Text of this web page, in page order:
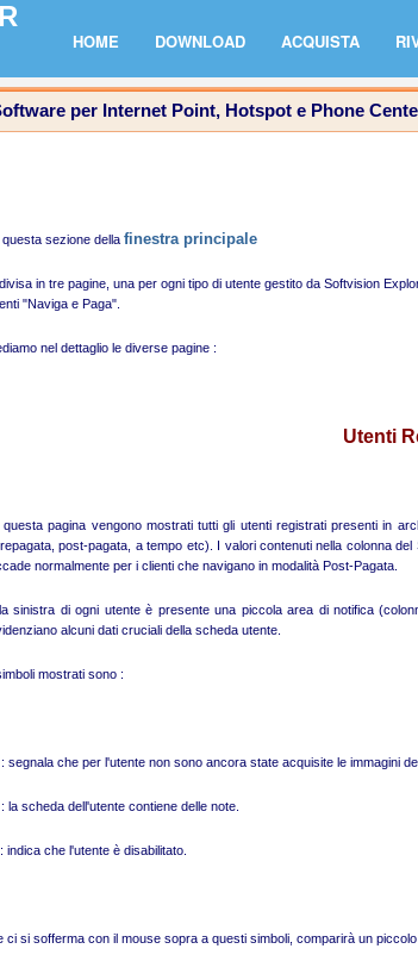
HOME DOWNLOAD ACQUISTA
per Internet Point, Hotspot e Phone
questa sezione della finestra principale
in tre pagine, una per ogni tipo di utente gestito da Softvision
"Naviga e Paga".
nel dettaglio le diverse pagine :
Utenti
questa pagina vengono mostrati tutti gli utenti registrati presenti in
post-pagata, a tempo etc). I valori contenuti nella colonna del
normalmente per i clienti che navigano in modalità Post-Pagata.
sinistra di ogni utente è presente una piccola area di notifica
alcuni dati cruciali della scheda utente.
mostrati sono :
: segnala che per l'utente non sono ancora state acquisite le immagini
: la scheda dell'utente contiene delle note.
: indica che l'utente è disabilitato.
ci si sofferma con il mouse sopra a questi simboli, comparirà un